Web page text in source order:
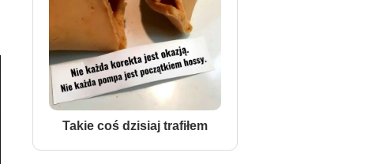
Takie coś dzisiaj trafiłem